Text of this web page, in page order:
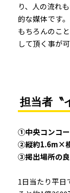
り、人の
的な媒体です
もちろん
して頂く事が可
担当者〝
①中央コンコ
②縦約1.6m×
③掲出場所の良
1日当たり平日